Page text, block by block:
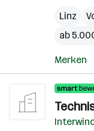
Linz
ab
Merken